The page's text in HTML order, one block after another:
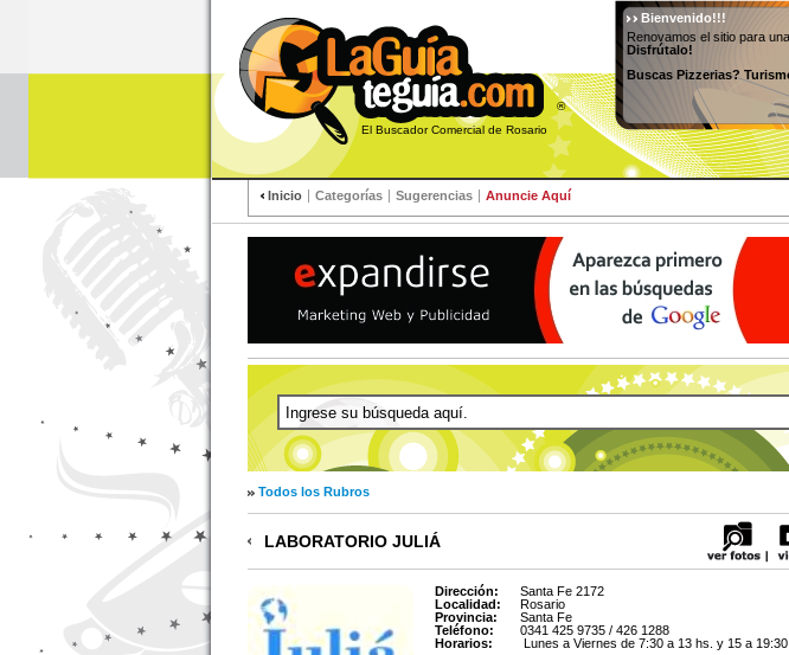
®
El Buscador Comercial de Rosario
Bienvenido!!!
Renovamos el sitio para
Disfrútalo!
Buscas Pizzerias?
Inicio Categorías Sugerencias Anuncie Aquí
Todos los Rubros
LABORATORIO JULIÁ
Dirección:
Santa Fe 2172
Localidad:
Rosario
Provincia:
Santa Fe
Teléfono:
0341 425 9735 / 426 1288
Horarios:
Lunes a Viernes de 7:30 a 13 hs. y 15 a